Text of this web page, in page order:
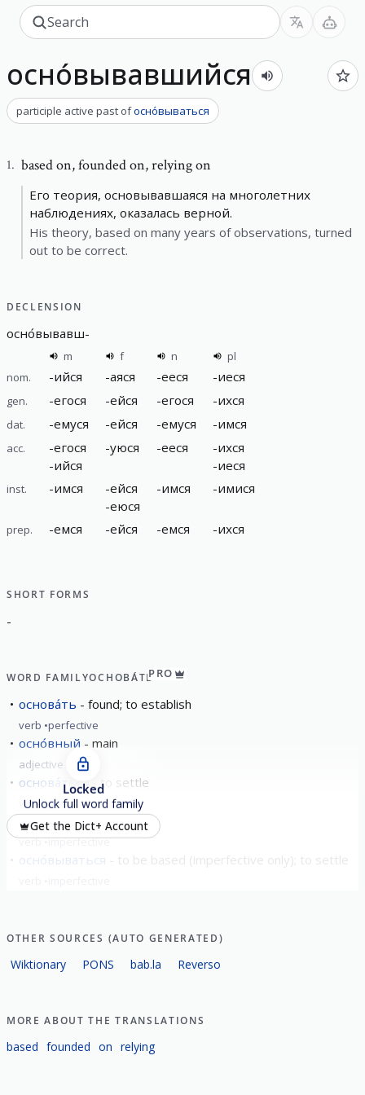
осно́вывавшийся
participle active past ofосно́вываться
1. based on,founded on, relying on
Его теория, основывавшаяся на многолетних
наблюдениях, оказалась верной.
His theory, based on many years of observations, turned
out to be correct.
DECLENSION
осно́вывавш-
m f n
pl
nom.
-ийся -аяся -ееся -иеся
gen. -егося -ейся -егося -ихся
dat. -емуся -ейся -емуся -имся
acc. -егося
-ийся
-уюся -ееся -ихся
-иеся
inst. -имся -ейся
-еюся
-имся -имися
prep. -емся -ейся -емся -ихся
SHORT FORMS
-
WORD FAMILYОСНОВА́ТЬPRO
основа́ть found; to establish
verb perfective
осно́вный main
adjective
основа́ться to settle
verb perfective
осно́вывать found
verb imperfective
осно́вываться
Locked
Unlock full word family
Get the Dict+ Account
OTHER SOURCES (AUTO GENERATED)
Wiktionary PONS bab.la Reverso
MORE ABOUT THE TRANSLATIONS
based founded on relying